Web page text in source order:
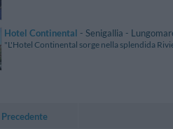
Hotel Continental - Senigallia -
"L'Hotel Continental sorge nella splendida
Precedente